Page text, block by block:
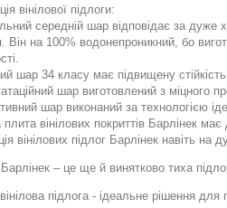
вінілової підлоги:
середній шар відповідає за дуже
Він на 100% водонепроникний, бо
шар 34 класу має підвищену
шар виготовлений з міцного
шар виконаний за технологією
вінілових покриттів Барлінек має
вінілових підлог Барлінек навіть
Барлінек – це ще й винятково тиха
підлога - ідеальне рішення